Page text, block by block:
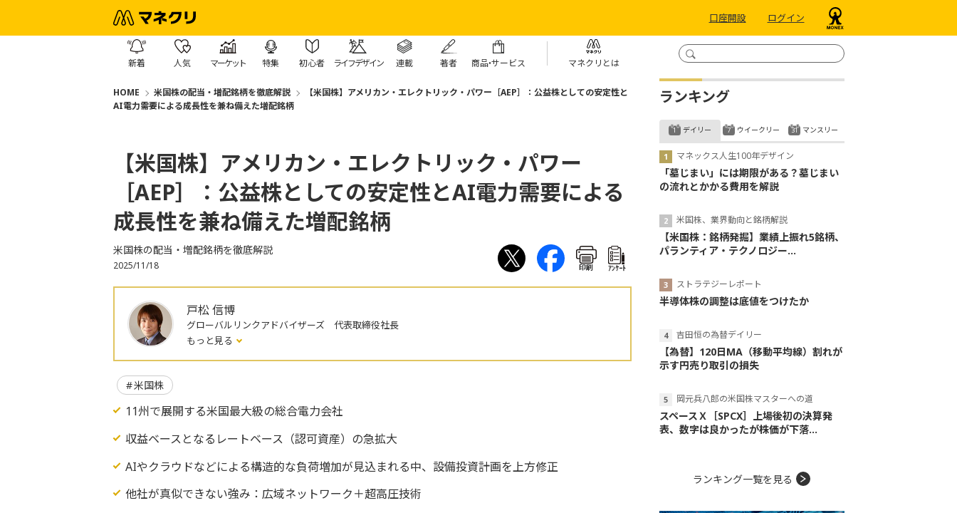
口座開設 ログイン
新着 人気 マーケット 特集 初心者 ライフデザイン 連載 著者 商品・サービス マネクリとは
HOME 米国株の配当・増配銘柄を徹底解説
【米国株】アメリカン・エレクトリック・パワー［AEP］：公益株としての安定性と
AI電力需要による成長性を兼ね備えた増配銘柄
【米国株】アメリカン・エレクトリック・パワー
［AEP］：公益株としての安定性とAI電力需要による
成長性を兼ね備えた増配銘柄
米国株の配当・増配銘柄を徹底解説
2025/11/18 印刷 ｱﾝｹｰﾄ
戸松 信博
グローバルリンクアドバイザーズ 代表取締役社長
もっと見る
米国株
11州で展開する米国最大級の総合電力会社
収益ベースとなるレートベース（認可資産）の急拡大
AIやクラウドなどによる構造的な負荷増加が見込まれる中、設備投資計画を上方修正
他社が真似できない強み：広域ネットワーク＋超高圧技術
ランキング
デイリー
マネックス人生100年デザイン
「墓じまい」には期限がある？墓じまい
の流れとかかる費用を解説
米国株、業界動向と銘柄解説
【米国株：銘柄発掘】業績上振れ5銘柄、
パランティア・テクノロジー...
ストラテジーレポート
半導体株の調整は底値をつけたか
吉田恒の為替デイリー
【為替】120日MA（移動平均線）割れが
示す円売り取引の損失
岡元兵八郎の米国株マスターへの道
スペースＸ［SPCX］上場後初の決算発
表、数字は良かったが株価が下落...
ウイークリー マンスリー
ランキング一覧を見る